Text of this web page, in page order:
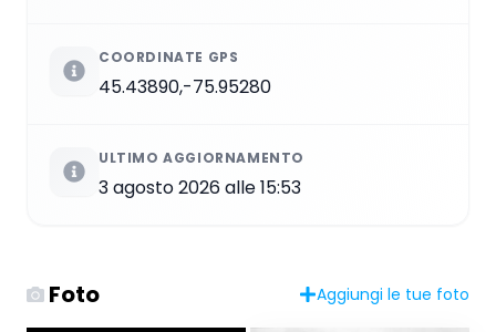
COORDINATE GPS
45.43890,-75.95280
ULTIMO AGGIORNAMENTO
3 agosto 2026 alle 15:53
Foto Aggiungi le tue foto